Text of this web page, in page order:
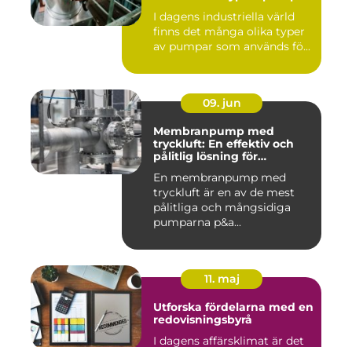
I dagens industriella värld
finns det många olika typer
av pumpar som används fö...
09. jun
Membranpump med
tryckluft: En effektiv och
pålitlig lösning för
En membranpump med
tryckluft är en av de mest
pålitliga och mångsidiga
pumparna p&a...
11. maj
Utforska fördelarna med en
redovisningsbyrå
I dagens affärsklimat är det